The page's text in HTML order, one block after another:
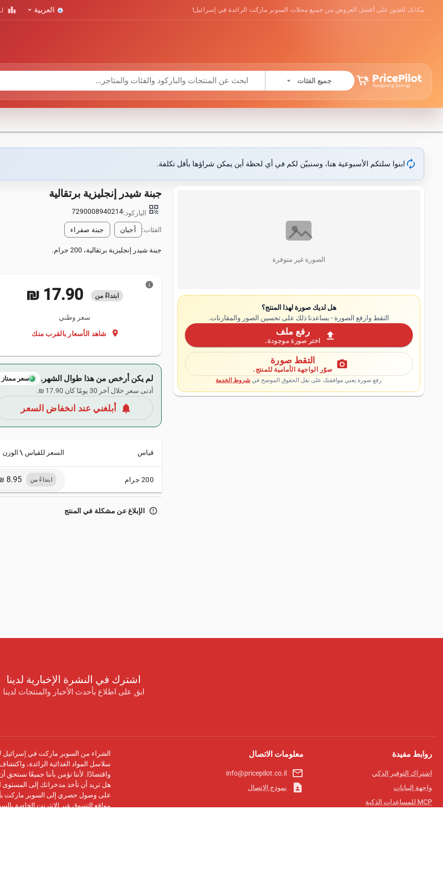
مكانك للعثور على أفضل العروض من جميع محلات السوبر ماركت الرائدة في إسرائيل! العربية arrow_drop_down
leaderboard
جميع الفئات arrow_drop_down
autorenew ابنوا سلتكم الأسبوعية هنا، وسنبيّن لكم في أي لحظة أين يمكن شراؤها بأقل تكلفة.
الصورة غير متوفرة
هل لديك صورة لهذا المنتج؟
التقط وارفع الصورة - يساعدنا ذلك على تحسين الصور والمقارنات.
upload رفع ملف
اختر صورة موجودة.
photo_camera التقط صورة
صوّر الواجهة الأمامية للمنتج.
رفع صورة يعني موافقتك على نقل الحقوق الموضح في شروط الخدمة
جبنة شيدر إنجليزية برتقالية
qr_code الباركود:7290008940214
الفئات: أجبان جبنة صفراء
جبنة شيدر إنجليزية برتقالية، 200 جرام.
ابتداءً من ‏17.90 ₪
سعر وطني
location_on شاهد الأسعار بالقرب منك
info
لم يكن أرخص من هذا طوال الشهر. سعر ممتاز
أدنى سعر خلال آخر 30 يومًا كان ‏17.90 ₪.
notifications أبلغني عند انخفاض السعر
قياس السعر للقياس \ الوزن
200 جرام ابتداءً من
error_outline الإبلاغ عن مشكلة في المنتج
اشترك في النشرة الإخبارية لدينا
ابق على اطلاع بأحدث الأخبار والمنتجات لدينا
روابط مفيدة
اشتراك التوفير الذكي
واجهة البيانات
MCP للمساعدات الذكية
معلومات الاتصال
mail_outline
info@pricepilot.co.il
contact_page نموذج الاتصال
الشراء من السوبر ماركت في إسرائيل
سلاسل المواد الغذائية الرائدة،
واقتصادًا. لأننا نؤمن بأننا جميعًا
هل تريد أن تأخذ مدخراتك إلى المستوى
على وصول حصري إلى السوبر ماركت
مواقع التسوق عبر الإنترنت الخاصة